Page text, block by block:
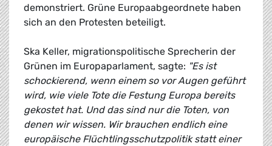
demonstriert. Grüne Europaabgeordnete haben
sich an den Protesten beteiligt.
Ska Keller, migrationspolitische Sprecherin der
Grünen im Europaparlament, sagte: "Es ist
schockierend, wenn einem so vor Augen geführt
wird, wie viele Tote die Festung Europa bereits
gekostet hat. Und das sind nur die Toten, von
denen wir wissen. Wir brauchen endlich eine
europäische Flüchtlingsschutzpolitik statt einer